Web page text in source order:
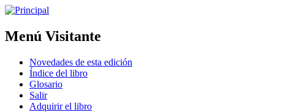
Menú Visitante
Novedades de esta edición
Índice del libro
Glosario
Salir
Adquirir el libro